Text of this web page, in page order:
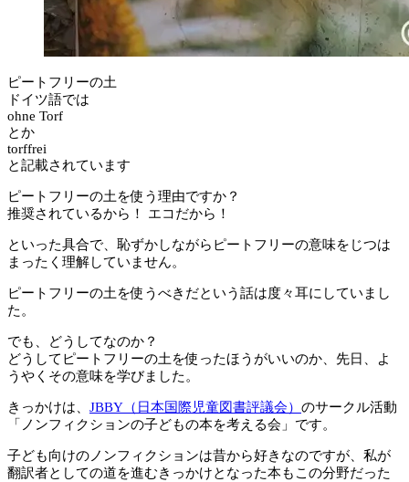
ピートフリーの土
ドイツ語では
ohne Torf
とか
torffrei
と記載されています
ピートフリーの土を使う理由ですか？
推奨されているから！ エコだから！
といった具合で、恥ずかしながらピートフリーの意味をじつは
まったく理解していません。
ピートフリーの土を使うべきだという話は度々耳にしていまし
た。
でも、どうしてなのか？
どうしてピートフリーの土を使ったほうがいいのか、先日、よ
うやくその意味を学びました。
きっかけは、 JBBY（日本国際児童図書評議会） のサークル活動
「ノンフィクションの子どもの本を考える会」 です。
子ども向けのノンフィクションは昔から好きなのですが、私が
翻訳者としての道を進むきっかけとなった本もこの分野だった